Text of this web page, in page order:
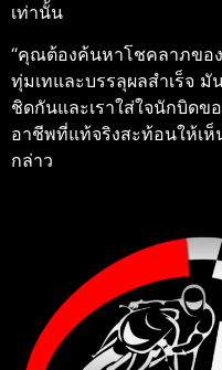
เท่านั้น
“คุณต้องค้นหาโชคลาภขอ
ทุ่มเทและบรรลุผลสำเร็จ
ชิดกันและเราใส่ใจนักบิดข
อาชีพที่แท้จริงสะท้อนให้เห็
กล่าว